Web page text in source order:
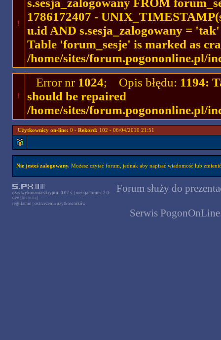
!
s.sesja_zalogowany FROM
1786172407 -
u.id AND s.sesja_zalogowany =
Table 'forum_sesje' is marked as
/home/sites/forum.pogononline.pl/
!
Error nr 1024; Opis błędu: 1194:
should be repaired
/home/sites/forum.pogononline.pl/
Użytkownicy on-line: 0 - Rekord: 102 - 06/04/2010 21:51
Nie jesteś zalogowany.Możesz czytać forum, jednak aby napisać wiadomość lub
czas wykonania skryptu: 0.07 s. | wersja forum: 2.0-
dev [historia]
regulamin
ostrzeżenia użytkowników
Forum służy do
Serwis